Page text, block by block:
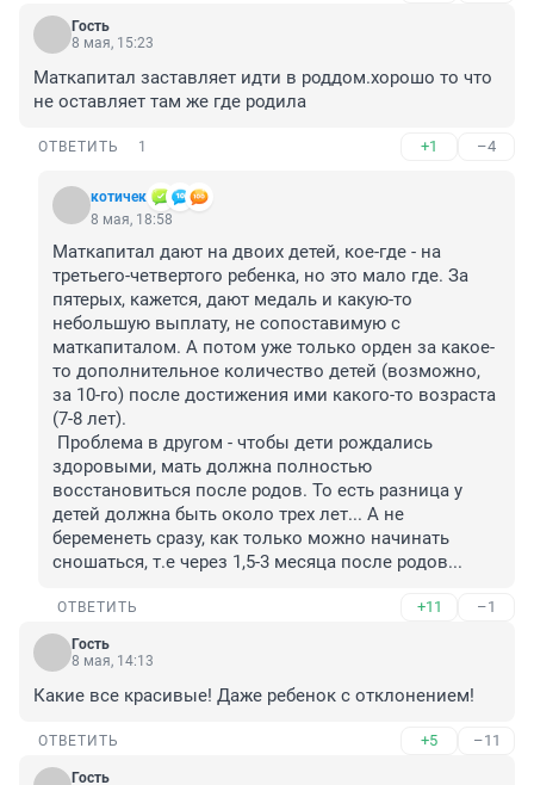
Гость
8 мая, 15:23
Маткапитал заставляет идти в роддом.хорошо то что
не оставляет там же где родила
ОТВЕТИТЬ 1 +1 –4
котичек
8 мая, 18:58
Маткапитал дают на двоих детей, кое-где - на
третьего-четвертого ребенка, но это мало где. За
пятерых, кажется, дают медаль и какую-то
небольшую выплату, не сопоставимую с
маткапиталом. А потом уже только орден за какое-
то дополнительное количество детей (возможно,
за 10-го) после достижения ими какого-то возраста
(7-8 лет).
Проблема в другом - чтобы дети рождались
здоровыми, мать должна полностью
восстановиться после родов. То есть разница у
детей должна быть около трех лет... А не
беременеть сразу, как только можно начинать
сношаться, т.е через 1,5-3 месяца после родов...
ОТВЕТИТЬ +11 –1
Гость
8 мая, 14:13
Какие все красивые! Даже ребенок с отклонением!
ОТВЕТИТЬ +5 –11
Гость